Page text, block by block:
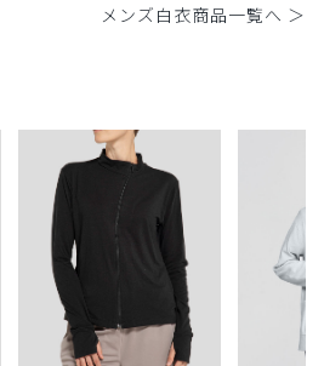
メンズ白衣商品一覧へ ＞